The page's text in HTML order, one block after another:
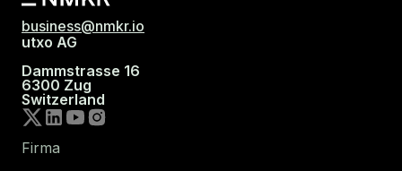
business@nmkr.io
utxo AG
Dammstrasse 16
6300 Zug
Switzerland
Firma